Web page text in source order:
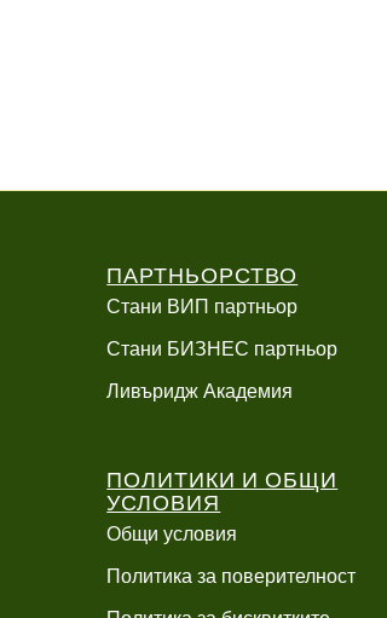
ПАРТНЬОРСТВО
Стани ВИП партньор
Стани БИЗНЕС партньор
Ливъридж Академия
ПОЛИТИКИ И ОБЩИ
УСЛОВИЯ
Общи условия
Политика за поверителност